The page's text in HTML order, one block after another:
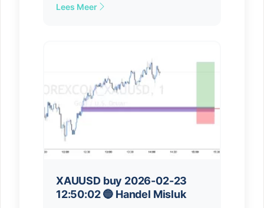
Lees Meer
XAUUSD buy 2026-02-23
12:50:02 🔵 Handel Misluk